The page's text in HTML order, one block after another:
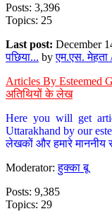
Posts: 3,396
Topics: 25
Last post: December
पछिया... byएम.एस.
Articles By Esteemed
अतिथियों के लेख
Here you will get
Uttarakhand by our
लेखकों और हमारे माननीय
Moderator:हुक्का बू
Posts: 9,385
Topics: 29